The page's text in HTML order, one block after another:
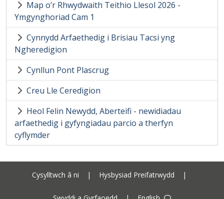
Map o’r Rhwydwaith Teithio Llesol 2026 -
Ymgynghoriad Cam 1
Cynnydd Arfaethedig i Brisiau Tacsi yng
Ngheredigion
Cynllun Pont Plascrug
Creu Lle Ceredigion
Heol Felin Newydd, Aberteifi - newidiadau
arfaethedig i gyfyngiadau parcio a therfyn
cyflymder
Cysylltwch â ni | Hysbysiad Preifatrwydd |